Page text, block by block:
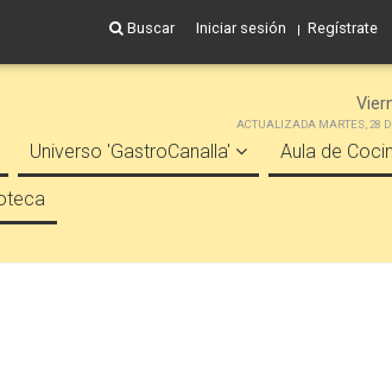
Buscar Iniciar sesión Regístrate
ACTUALIZADA MARTES, 28
Universo 'GastroCanalla' Aula de